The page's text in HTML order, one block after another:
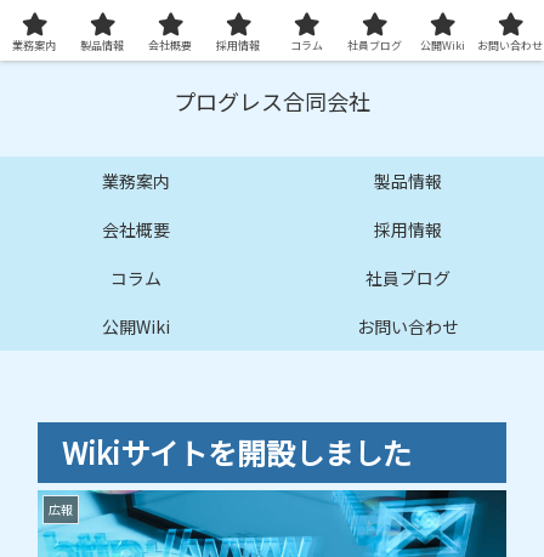
プロ品質の技術サービスとシステムを提供します
プログレス合同会社
業務案内
製品情報
会社概要
採用情報
コラム
社員ブログ
公開Wiki
お問い合わせ
Wikiサイトを開設しました
広報
業務案内 製品情報 会社概要 採用情報 コラム 社員ブログ 公開Wiki お問い合わせ